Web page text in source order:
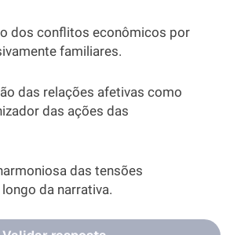
dos conflitos econômicos por
familiares.
das relações afetivas como
das ações das
das tensões
da narrativa.